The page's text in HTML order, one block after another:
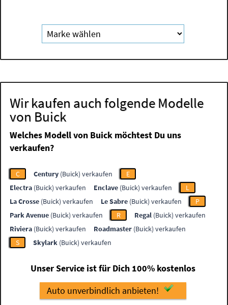
Wir kaufen auch folgende Modelle
von Buick
Welches Modell von Buick möchtest Du uns
verkaufen?
C Century (Buick) verkaufen
E
Electra (Buick) verkaufen Enclave (Buick) verkaufen
L
La Crosse (Buick) verkaufen Le Sabre (Buick) verkaufen
P
Park Avenue (Buick) verkaufen R Regal (Buick) verkaufen
Riviera (Buick) verkaufen Roadmaster (Buick) verkaufen
S
Skylark (Buick) verkaufen
Unser Service ist für Dich 100% kostenlos
Auto unverbindlich anbieten!